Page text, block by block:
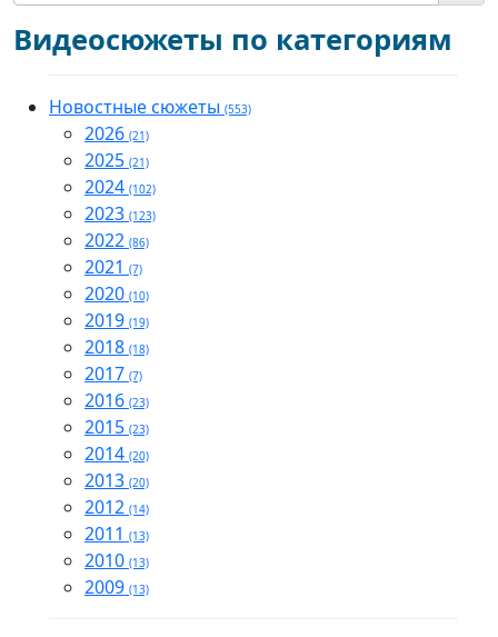
Видеосюжеты по категориям
Новостные сюжеты (553)
2026 (21)
2025 (21)
2024 (102)
2023 (123)
2022 (86)
2021 (7)
2020 (10)
2019 (19)
2018 (18)
2017 (7)
2016 (23)
2015 (23)
2014 (20)
2013 (20)
2012 (14)
2011 (13)
2010 (13)
2009 (13)